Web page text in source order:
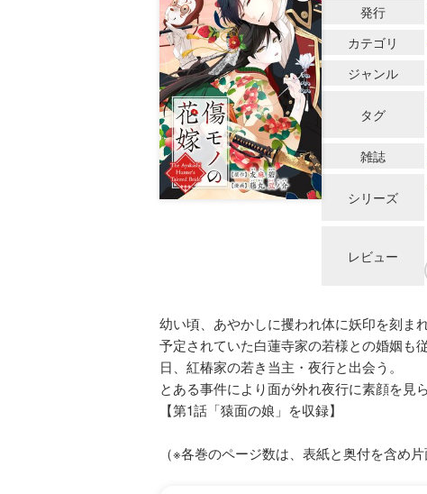
発行
カテゴリ
ジャンル
タグ
雑誌
シリーズ
レビュー
幼い頃、あやかしに攫われ体に妖印を刻ま
予定されていた白蓮寺家の若様との婚姻も
日、紅椿家の若き当主・夜行と出会う。
とある事件により面が外れ夜行に素顔を
【第1話「猿面の娘」を収録】
（※各巻のページ数は、表紙と奥付を含め片